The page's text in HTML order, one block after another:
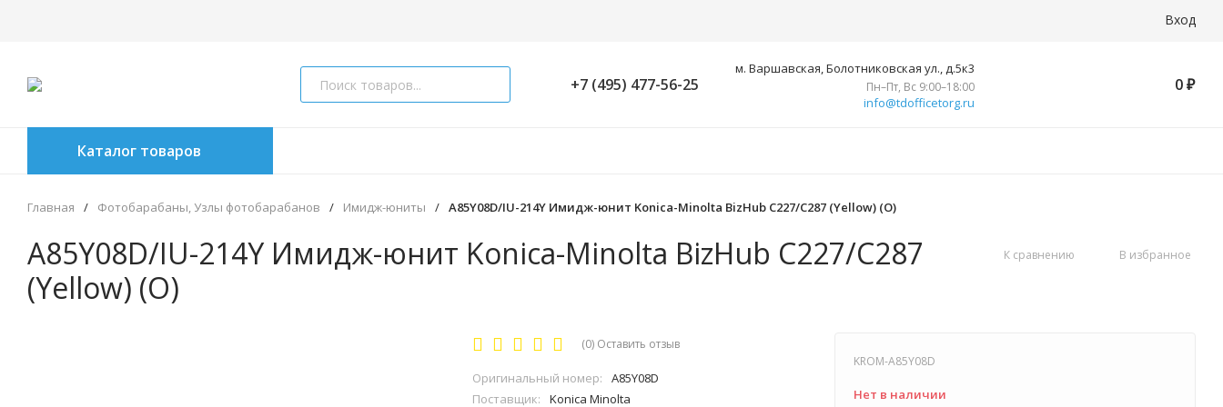
Вход
+7 (495) 477-56-25
м. Варшавская, Болотниковская ул., д.5к3
Пн–Пт, Вс 9:00–18:00
info@tdofficetorg.ru
0 ₽
Каталог товаров
Главная / Фотобарабаны, Узлы фотобарабанов / Имидж-юниты / A85Y08D/IU-214Y Имидж-юнит Konica-Minolta BizHub C227/C287 (Yellow) (O)
A85Y08D/IU-214Y Имидж-юнит Konica-Minolta BizHub C227/C287
(Yellow) (O)
К сравнению В избранное
(0) Оставить отзыв
Оригинальный номер:
A85Y08D
Поставщик:
Konica Minolta
KROM-A85Y08D
Нет в наличии